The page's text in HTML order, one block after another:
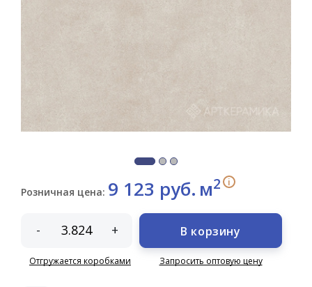
Розничная цена: 9 123 руб. м2 i
- +
Отгружается коробками
В корзину
Запросить оптовую цену